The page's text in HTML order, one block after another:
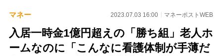
マネー 2023.07.03 16:00 マネーポストWEB
入居一時金1億円超えの「勝ち組」老人ホ
ームなのに「こんなに看護体制が手薄だ